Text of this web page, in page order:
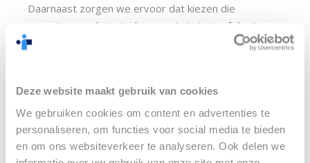
Deze website maakt gebruik van cookies
We gebruiken cookies om content en advertenties te
personaliseren, om functies voor social media te bieden
en om ons websiteverkeer te analyseren. Ook delen we
Daarnaast zorgen we ervoor dat kiezen die
gerestaureerd zijn toch nog zo’n twintig of dertig
jaar meekunnen. We kiezen voor duurzame reparatie.
vervangen. Op deze manier creëren we sterk en
gezond gebit. Heb je interesse in het opstellen van
een plan voor jouw gebit? Of wil je meer informatie?
Neem hier contact met ons op.